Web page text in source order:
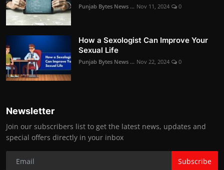
Punjab Bytes News ... Nov 11, 2024 0
How a Sexologist Can Improve Your
Sexual Life
Punjab Bytes News ... Nov 22, 2024 0
Newsletter
Join our subscribers list to get the latest news, updates and
special offers directly in your inbox
Subscribe